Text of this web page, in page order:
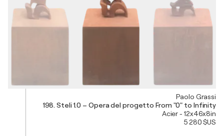
Paolo Grassi
198. Steli 1.0 – Opera del progetto From "0" to Infinity
Acier - 12x46x8in
5 280 $US